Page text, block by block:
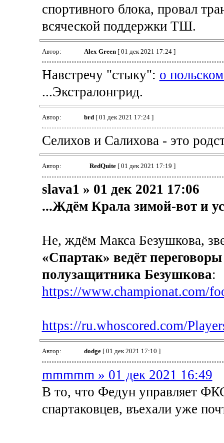
спортивного блока, провал
всяческой поддержки ТШ.
Автор: Alex Green[ 01 дек 2021 17:24 ]
Навстречу "стыку": о
...Экстралонгрид.
Автор: brd[ 01 дек 2021 17:24 ]
Селихов и Салихова - это
Автор: RedQuite[ 01 дек 2021 17:19 ]
slava1 » 01 дек 2021 17:06
...Ждём Крала зимой-вот и
Не, ждём Макса Безушкова,
«Спартак» ведёт
полузащитника Безушкова:
https://www.championat.com/
https://ru.whoscored.com/
Автор: dodge[ 01 дек 2021 17:10 ]
mmmmm » 01 дек 2021 16:49
В то, что Федун управляет
спартаковцев, въехали уже